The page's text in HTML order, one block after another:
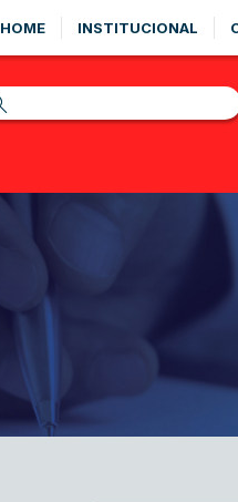
HOME INSTITUCIONAL